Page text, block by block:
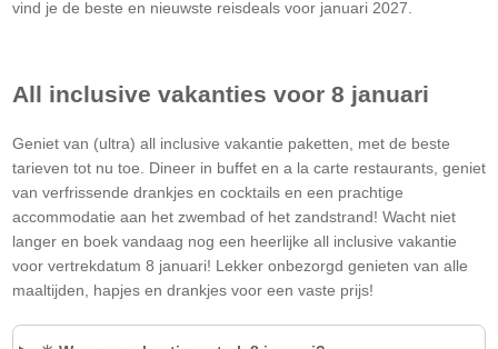
vind je de beste en nieuwste reisdeals voor januari 2027.
All inclusive vakanties voor 8 januari
Geniet van (ultra) all inclusive vakantie paketten, met de beste
tarieven tot nu toe. Dineer in buffet en a la carte restaurants, geniet
van verfrissende drankjes en cocktails en een prachtige
accommodatie aan het zwembad of het zandstrand! Wacht niet
langer en boek vandaag nog een heerlijke all inclusive vakantie
voor vertrekdatum 8 januari! Lekker onbezorgd genieten van alle
maaltijden, hapjes en drankjes voor een vaste prijs!